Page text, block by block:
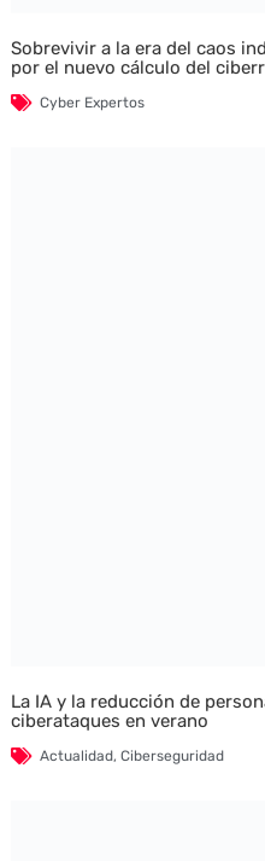
Sobrevivir a la era del caos
por el nuevo cálculo del
Cyber Expertos
La IA y la reducción de
ciberataques en verano
Actualidad, Ciberseguridad